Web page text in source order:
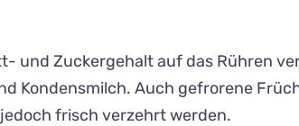
und Zuckergehalt auf das Rühren
Kondensmilch. Auch gefrorene
frisch verzehrt werden.